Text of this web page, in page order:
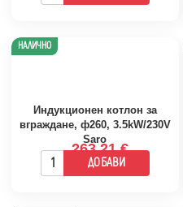
НАЛИЧНО
Индукционен котлон за
вграждане, ф260, 3.5kW/230V
Saro
263.21 €
ДОБАВИ